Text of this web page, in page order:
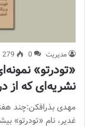
مدیریت 0
279
«تودرتو»
نشریه‌ای که از
مهدی بذرافکن:چند
غدیر، نام «تودرتو»